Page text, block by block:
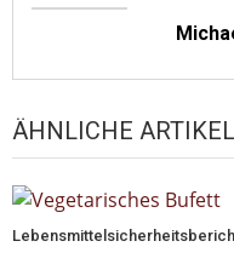
ÄHNLICHE ARTIKEL